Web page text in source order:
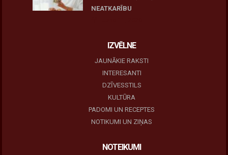
NEATKARĪBU
IZVĒLNE
JAUNĀKIE RAKSTI
INTERESANTI
DZĪVESSTILS
KULTŪRA
PADOMI UN RECEPTES
NOTIKUMI UN ZIŅAS
NOTEIKUMI